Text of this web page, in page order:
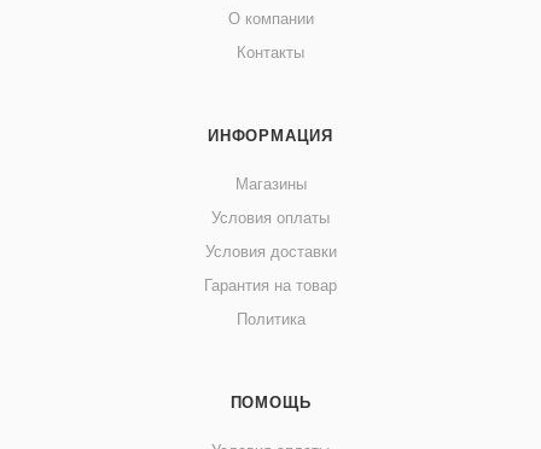
О компании
Контакты
ИНФОРМАЦИЯ
Магазины
Условия оплаты
Условия доставки
Гарантия на товар
Политика
ПОМОЩЬ